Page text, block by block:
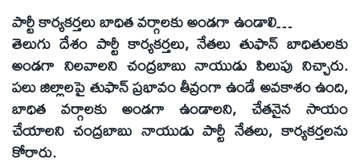
పార్టీ కార్యకర్తలు బాధిత వర్గాలకు అండగా ఉండాలి…
తెలుగు దేశం పార్టీ కార్యకర్తలు, నేతలు తుఫాన్‌ బాధితులకు
అండగా నిలవాలని చంద్రబాబు నాయుడు పిలుపు నిచ్చారు.
పలు జిల్లాలపై తుఫాన్‌ ప్రభావం తీవ్రంగా ఉండే అవకాశం ఉంది,
బాధిత వర్గాలకు అండగా ఉండాలని, చేతనైన సాయం
చేయాలని చంద్రబాబు నాయుడు పార్టీ నేతలు, కార్యకర్తలను
కోరారు.